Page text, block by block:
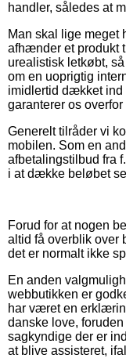
handler, således at
Man skal lige meget
afhænder et produkt
urealistisk letkøbt,
om en uoprigtig
imidlertid dækket ind
garanterer os
Generelt tilråder vi
mobilen. Som en
afbetalingstilbud fra
i at dække beløbet
Forud for at nogen
altid få overblik over
det er normalt ikke
En anden
webbutikken er
har været en
danske love,
sagkyndige der er
at blive assisteret,